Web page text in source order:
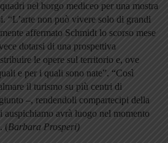
nel borgo mediceo per una mostra
“L’arte non può vivere solo di grandi
affermato Schmidt lo scorso mese
dotarsi di una prospettiva
le opere sul territorio e, ove
e per i quali sono nate”. “Così
il turismo su più centri di
–, rendendoli compartecipi della
auspichiamo avrà luogo nel momento
(Barbara Prosperi)